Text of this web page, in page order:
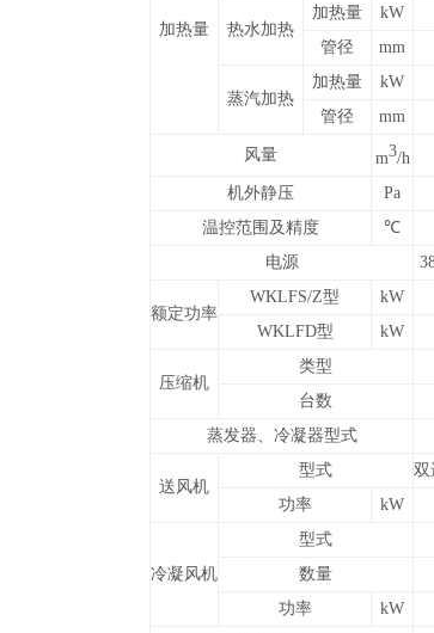
加热量 热水加热
加热量 kW
管径
mm
蒸汽加热
加热量 kW
管径
mm
风量 m3/h
机外静压 Pa
温控范围及精度
℃
电源
额定功率
WKLFS/Z型 kW
WKLFD型
kW
压缩机
类型
台数
蒸发器、冷凝器型式
送风机
型式
双
功率
kW
冷凝风机
型式
数量
功率
kW